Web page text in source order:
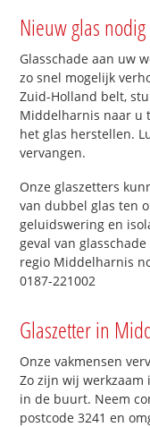
Nieuw glas
Glasschade aan uw
zo snel mogelijk
Zuid-Holland belt,
Middelharnis naar u
het glas herstellen.
vervangen.
Onze glaszetters
van dubbel glas ten
geluidswering en
geval van
regio Middelharnis
0187-221002
Glaszetter in
Onze vakmensen
Zo zijn wij
in de buurt. Neem
postcode 3241 en